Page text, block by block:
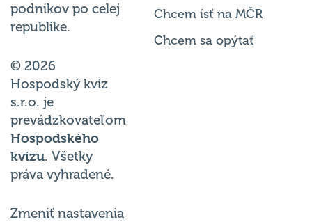
podnikov po celej
republike.
© 2026
Hospodský kvíz
s.r.o. je
prevádzkovateľom
Hospodského
kvízu. Všetky
práva vyhradené.
Zmeniť nastavenia
Chcem ísť na MČR
Chcem sa opýtať